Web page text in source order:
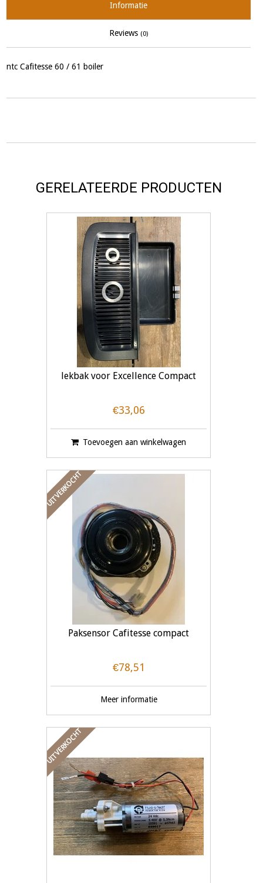
Informatie
Reviews (0)
ntc Cafitesse 60 / 61 boiler
GERELATEERDE PRODUCTEN
lekbak voor Excellence Compact
€33,06
Toevoegen aan winkelwagen
UITVERKOCHT
Paksensor Cafitesse compact
€78,51
Meer informatie
UITVERKOCHT